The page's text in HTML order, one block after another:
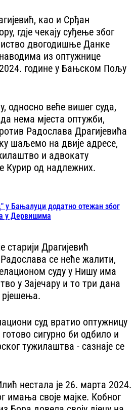
као и Срђан
гдје чекају суђење због
двогодишње Данке
из оптужнице
године у Бањском Пољу
односно веће вишег суда,
нема мјеста оптужби,
Радослава Драгијевића
шаљемо на двије адресе,
и адвокату
Курир од надлежних.
у Бањалуци додатно отежан због
у Дервишима
старији Драгијевић
се неће жалити,
суду у Нишу има
у Зајечару и то три дана
суд вратио оптужницу
сигурно би одбило и
тужилаштва - сазнаје се
нестала је 26. марта 2024.
имања своје мајке. Кобног